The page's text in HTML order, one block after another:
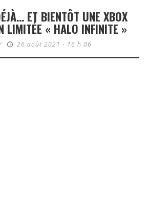
ET BIENTÔT UNE XBOX
LIMITÉE « HALO INFINITE »
26 août 2021 - 16 h 06